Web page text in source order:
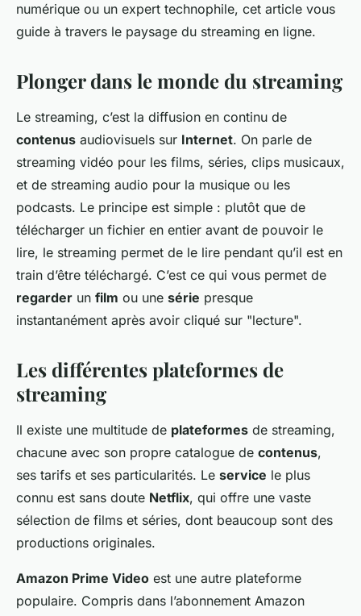
numérique ou un expert technophile, cet article vous
guide à travers le paysage du streaming en ligne.
Plonger dans le monde du streaming
Le streaming, c’est la diffusion en continu de
contenus audiovisuels sur Internet. On parle de
streaming vidéo pour les films, séries, clips musicaux,
et de streaming audio pour la musique ou les
podcasts. Le principe est simple : plutôt que de
télécharger un fichier en entier avant de pouvoir le
lire, le streaming permet de le lire pendant qu’il est en
train d’être téléchargé. C’est ce qui vous permet de
regarder un film ou une série presque
instantanément après avoir cliqué sur "lecture".
Les différentes plateformes de
streaming
Il existe une multitude de plateformes de streaming,
chacune avec son propre catalogue de contenus,
ses tarifs et ses particularités. Le service le plus
connu est sans doute Netflix, qui offre une vaste
sélection de films et séries, dont beaucoup sont des
productions originales.
Amazon Prime Video est une autre plateforme
populaire. Compris dans l’abonnement Amazon